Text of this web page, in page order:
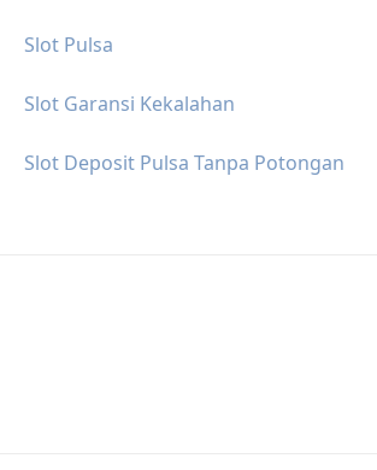
Slot Pulsa
Slot Garansi Kekalahan
Slot Deposit Pulsa Tanpa Potongan